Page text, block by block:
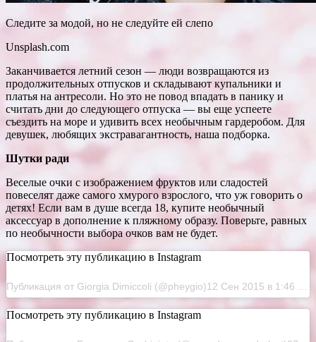
Следите за модой, но не следуйте ей слепо
Unsplash.com
Заканчивается летний сезон — люди возвращаются из
продолжительных отпусков и складывают купальники и
платья на антресоли. Но это не повод впадать в панику и
считать дни до следующего отпуска — вы еще успеете
съездить на море и удивить всех необычным гардеробом. Для
девушек, любящих экстравагантность, наша подборка.
Шутки ради
Веселые очки с изображением фруктов или сладостей
повеселят даже самого хмурого взрослого, что уж говорить о
детях! Если вам в душе всегда 18, купите необычный
аксессуар в дополнение к пляжному образу. Поверьте, равных
по необычности выбора очков вам не будет.
Посмотреть эту публикацию в Instagram
Посмотреть эту публикацию в Instagram